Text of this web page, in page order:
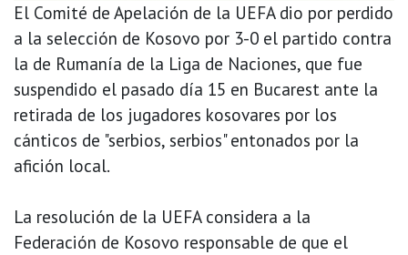
El Comité de Apelación de la UEFA dio por perdido
a la selección de Kosovo por 3-0 el partido contra
la de Rumanía de la Liga de Naciones, que fue
suspendido el pasado día 15 en Bucarest ante la
retirada de los jugadores kosovares por los
cánticos de "serbios, serbios" entonados por la
afición local.
La resolución de la UEFA considera a la
Federación de Kosovo responsable de que el